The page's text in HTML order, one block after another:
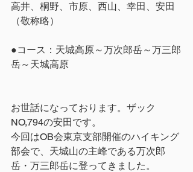
高井、桐野、市原、西山、幸田、安田
（敬称略）
●コース：天城高原～万次郎岳～万三郎
岳～天城高原
お世話になっております。ザック
NO,794の安田です。
今回はOB会東京支部開催のハイキング
部会で、天城山の主峰である万次郎
岳・万三郎岳に登ってきました。